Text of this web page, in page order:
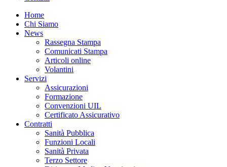
Home
Chi Siamo
News
Rassegna Stampa
Comunicati Stampa
Articoli online
Volantini
Servizi
Assicurazioni
Formazione
Convenzioni UIL
Certificato Assicurativo
Contratti
Sanità Pubblica
Funzioni Locali
Sanità Privata
Terzo Settore